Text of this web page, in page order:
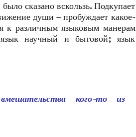
сказано вскользь. Подкупает
души – пробуждает какое-
к различным языковым манерам
научный и бытовой; язык
кого-то из